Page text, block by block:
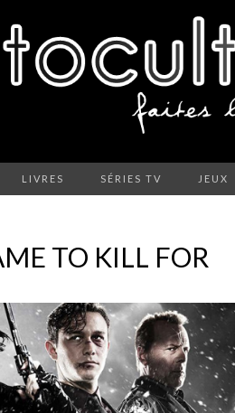
LIVRES SÉRIES TV JEUX
TO KILL FOR